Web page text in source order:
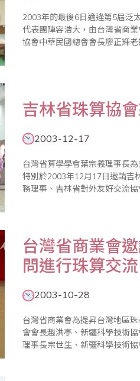
2003年的最後6日適逢第5屆泛
代表團陣容浩大，由台灣省商
協會中華民國總會會長廖正輝
吉林省珠算協
2003-12-17
台灣省算學學會葉宗義理事長
特別於2003年12月17日邀請吉
務理事、吉林省對外友好交流
台灣省商業會
問進行珠算交流
2003-10-28
台灣省商業會為提昇台灣地區
會會長趙洪亭、新疆科學技術
理事長宗世生、新疆科學技術